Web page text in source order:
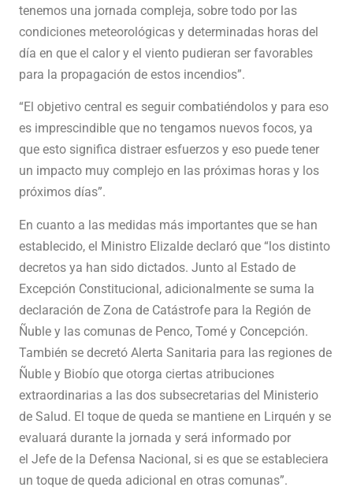
tenemos una jornada compleja, sobre todo por las
condiciones meteorológicas y determinadas horas del
día en que el calor y el viento pudieran ser favorables
para la propagación de estos incendios”.
“El objetivo central es seguir combatiéndolos y para eso
es imprescindible que no tengamos nuevos focos, ya
que esto significa distraer esfuerzos y eso puede tener
un impacto muy complejo en las próximas horas y los
próximos días”.
En cuanto a las medidas más importantes que se han
establecido, el Ministro Elizalde declaró que “los distinto
decretos ya han sido dictados. Junto al Estado de
Excepción Constitucional, adicionalmente se suma la
declaración de Zona de Catástrofe para la Región de
Ñuble y las comunas de Penco, Tomé y Concepción.
También se decretó Alerta Sanitaria para las regiones de
Ñuble y Biobío que otorga ciertas atribuciones
extraordinarias a las dos subsecretarias del Ministerio
de Salud. El toque de queda se mantiene en Lirquén y se
evaluará durante la jornada y será informado por
el Jefe de la Defensa Nacional, si es que se estableciera
un toque de queda adicional en otras comunas”.